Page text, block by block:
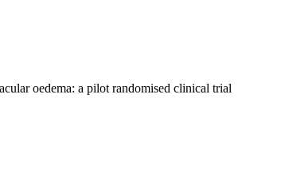
oedema: a pilot randomised clinical trial